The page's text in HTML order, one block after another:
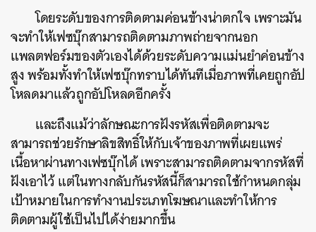
โดยระดับของการติดตามค่อนข้างน่าตกใจ เพราะมัน
จะทำให้เฟซบุ๊กสามารถติดตามภาพถ่ายจากนอก
แพลตฟอร์มของตัวเองได้ด้วยระดับความแม่นยำค่อนข้าง
สูง พร้อมทั้งทำให้เฟซบุ๊กทราบได้ทันทีเมื่อภาพที่เคยถูกอัป
โหลดมาแล้วถูกอัปโหลดอีกครั้ง
และถึงแม้ว่าลักษณะการฝังรหัสเพื่อติดตามจะ
สามารถช่วยรักษาลิขสิทธิ์ให้กับเจ้าของภาพที่เผยแพร่
เนื้อหาผ่านทางเฟซบุ๊กได้ เพราะสามารถติดตามจากรหัสที่
ฝังเอาไว้ แต่ในทางกลับกันรหัสนี้ก็สามารถใช้กำหนดกลุ่ม
เป้าหมายในการทำงานประเภทโฆษณาและทำให้การ
ติดตามผู้ใช้เป็นไปได้ง่ายมากขึ้น